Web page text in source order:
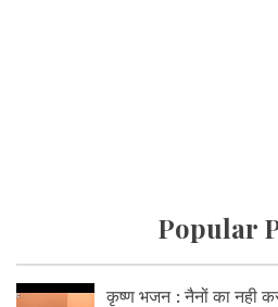
Popular
कृष्ण भजन : नैनों का नही